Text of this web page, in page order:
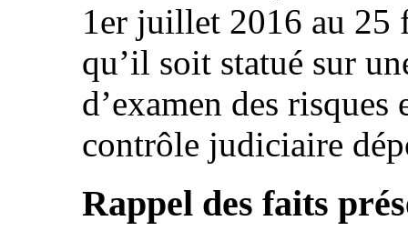
1er juillet 2016 au 25
qu’il soit statué sur
d’examen des risques
contrôle judiciaire
Rappel des faits